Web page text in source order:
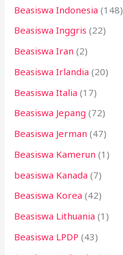
Beasiswa Indonesia (148)
Beasiswa Inggris (22)
Beasiswa Iran (2)
Beasiswa Irlandia (20)
Beasiswa Italia (17)
Beasiswa Jepang (72)
Beasiswa Jerman (47)
Beasiswa Kamerun (1)
beasiswa Kanada (7)
Beasiswa Korea (42)
Beasiswa Lithuania (1)
Beasiswa LPDP (43)